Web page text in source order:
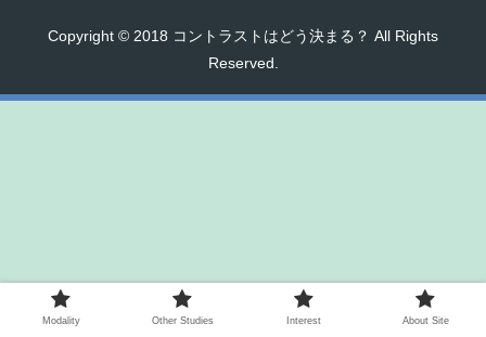
Copyright © 2018 コントラストはどう決まる？ All Rights
Reserved.
Modality Other Studies Interest About Site